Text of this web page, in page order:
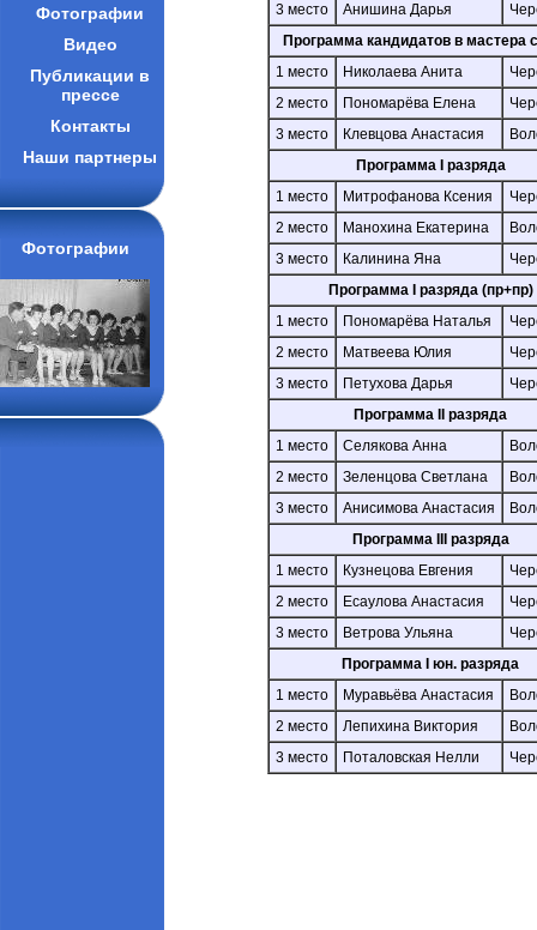
Фотографии
Видео
Публикации в
прессе
Контакты
Наши партнеры
Фотографии
3 место
Анишина Дарья
Программа кандидатов в мастера
1 место
Николаева Анита
2 место
Пономарёва Елена
3 место
Клевцова Анастасия
Программа I разряда
1 место
Митрофанова Ксения
2 место
Манохина Екатерина
3 место
Калинина Яна
Программа I разряда (пр+пр)
1 место
Пономарёва Наталья
2 место
Матвеева Юлия
3 место
Петухова Дарья
Программа II разряда
1 место
Селякова Анна
2 место
Зеленцова Светлана
3 место
Анисимова Анастасия
Программа III разряда
1 место
Кузнецова Евгения
2 место
Есаулова Анастасия
3 место
Ветрова Ульяна
Программа I юн. разряда
1 место
Муравьёва Анастасия
2 место
Лепихина Виктория
3 место
Поталовская Нелли